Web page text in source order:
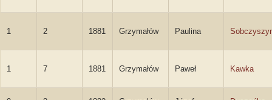
1 2 1881 Grzymałów Paulina
1 7 1881 Grzymałów Paweł Kawka